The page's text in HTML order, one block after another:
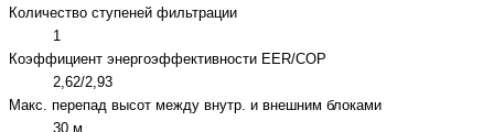
Количество ступеней фильтрации
1
Коэффициент энергоэффективности EER/COP
2,62/2,93
Макс. перепад высот между внутр. и внешним блоками